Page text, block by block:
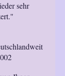
sehr